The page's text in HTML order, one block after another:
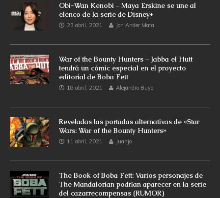
Obi-Wan Kenobi – Maya Erskine se une al
elenco de la serie de Disney+
23 abril, 2021 Jon Ander Mata
War of the Bounty Hunters – Jabba el Hutt
tendrá un cómic especial en el proyecto
editorial de Boba Fett
18 abril, 2021 Alejandro Buyo
Reveladas las portadas alternativas de «Star
Wars: War of the Bounty Hunters»
11 abril, 2021 Juanjo
The Book of Boba Fett: Varios personajes de
The Mandalorian podrían aparecer en la serie
del cazarrecompensas (RUMOR)